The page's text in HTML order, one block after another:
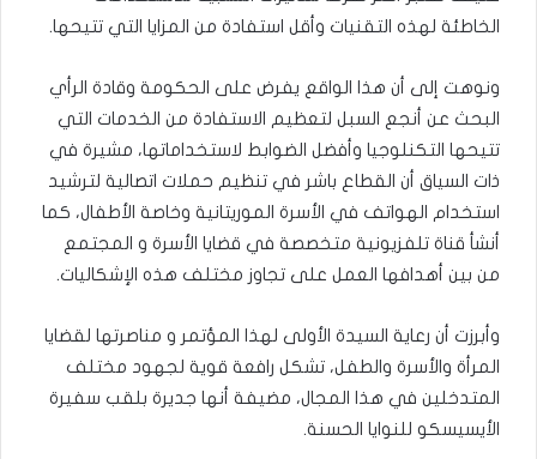
الخاطئة لهذه التقنيات وأقل استفادة من المزايا التي تتيحها.
ونوهت إلى أن هذا الواقع يفرض على الحكومة وقادة الرأي
البحث عن أنجع السبل لتعظيم الاستفادة من الخدمات التي
تتيحها التكنلوجيا وأفضل الضوابط لاستخداماتها، مشيرة في
ذات السياق أن القطاع باشر في تنظيم حملات اتصالية لترشيد
استخدام الهواتف في الأسرة الموريتانية وخاصة الأطفال، كما
أنشأ قناة تلفزيونية متخصصة في قضايا الأسرة و المجتمع
من بين أهدافها العمل على تجاوز مختلف هذه الإشكاليات.
وأبرزت أن رعاية السيدة الأولى لهذا المؤتمر و مناصرتها لقضايا
المرأة والأسرة والطفل، تشكل رافعة قوية لجهود مختلف
المتدخلين في هذا المجال، مضيفة أنها جديرة بلقب سفيرة
الأيسيسكو للنوايا الحسنة.